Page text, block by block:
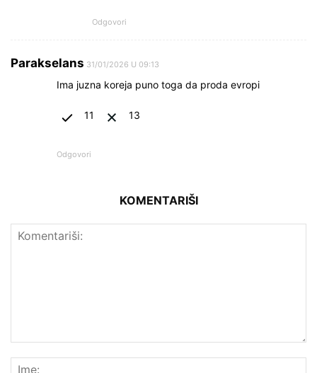
Odgovori
Parakselans 31/01/2026 U 09:13
Ima juzna koreja puno toga da proda evropi
11 13
Odgovori
KOMENTARIŠI